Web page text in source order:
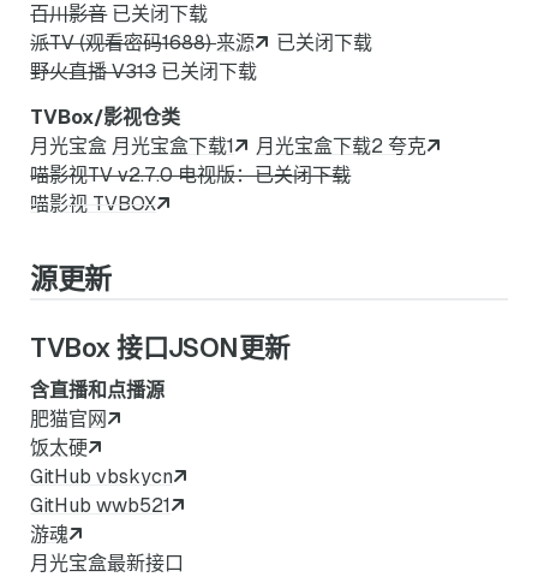
百川影音已关闭下载
派TV (观看密码1688)来源
已关闭下载
野火直播 V313已关闭下载
TVBox/影视仓类
月光宝盒 月光宝盒下载1
月光宝盒下载2 夸克
喵影视TV v2.7.0 电视版：已关闭下载
喵影视 TVBOX
源更新
TVBox 接口JSON更新
含直播和点播源
肥猫官网
饭太硬
GitHub vbskycn
GitHub wwb521
游魂
月光宝盒最新接口